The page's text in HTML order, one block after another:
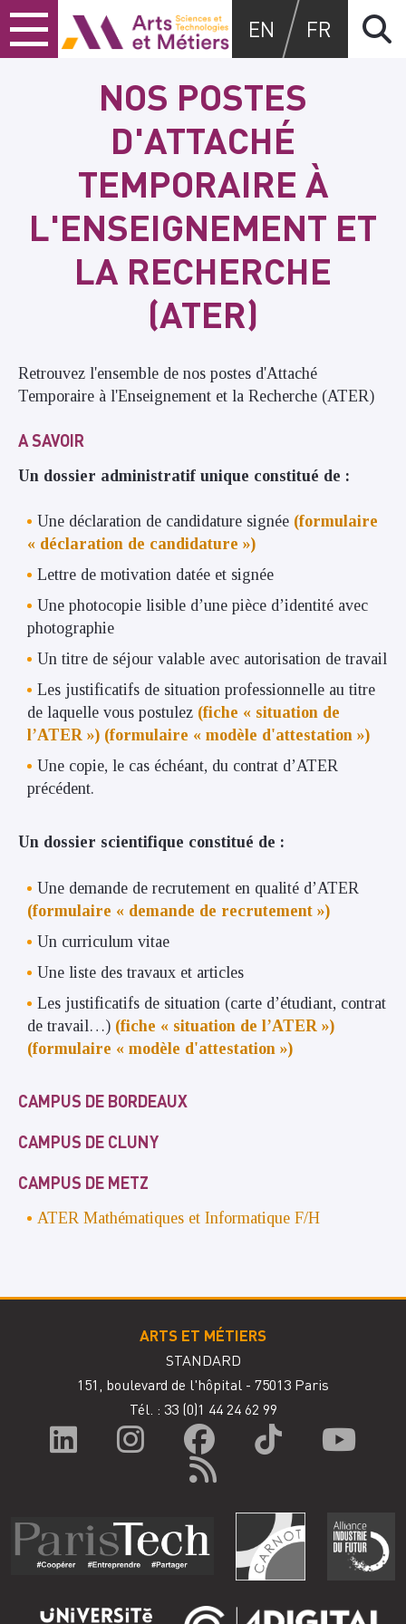
Skip
to
content
Skip
to
main
Skip
to
search
Arts et métiers
EN FR
NOS POSTES
D'ATTACHÉ
TEMPORAIRE À
L'ENSEIGNEMENT ET
LA RECHERCHE
(ATER)
Retrouvez l'ensemble de nos postes d'Attaché
Temporaire à l'Enseignement et la Recherche (ATER)
A SAVOIR
Un dossier administratif unique constitué de :
Une déclaration de candidature signée (formulaire
« déclaration de candidature »)
Lettre de motivation datée et signée
Une photocopie lisible d’une pièce d’identité avec
photographie
Un titre de séjour valable avec autorisation de travail
Les justificatifs de situation professionnelle au titre
de laquelle vous postulez (fiche « situation de
l’ATER ») (formulaire « modèle d'attestation »)
Une copie, le cas échéant, du contrat d’ATER
précédent.
Un dossier scientifique constitué de :
Une demande de recrutement en qualité d’ATER
(formulaire « demande de recrutement »)
Un curriculum vitae
Une liste des travaux et articles
Les justificatifs de situation (carte d’étudiant, contrat
de travail…) (fiche « situation de l’ATER »)
(formulaire « modèle d'attestation »)
CAMPUS DE BORDEAUX
CAMPUS DE CLUNY
CAMPUS DE METZ
ATER Mathématiques et Informatique F/H
ARTS ET MÉTIERS
STANDARD
151, boulevard de l'hôpital - 75013 Paris
Tél. : 33 (0)1 44 24 62 99